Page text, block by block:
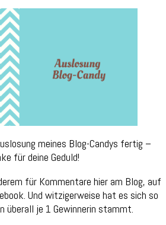
meines Blog-Candys fertig –
für deine Geduld!
für Kommentare hier am Blog, auf
Und witzigerweise hat es sich so
überall je 1 Gewinnerin stammt.